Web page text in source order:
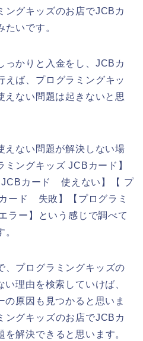
ングキッズのお店でJCBカ
いです。
っかりと入金をし、JCBカ
えば、プログラミングキッ
えない問題は起きないと思
えない問題が解決しない場
ングキッズ JCBカード】
JCBカード 使えない】【 プ
ード 失敗】【プログラミ
ー】という感じで調べて
、プログラミングキッズの
理由を検索していけば、
原因も見つかると思いま
ングキッズのお店でJCBカ
解決できると思います。